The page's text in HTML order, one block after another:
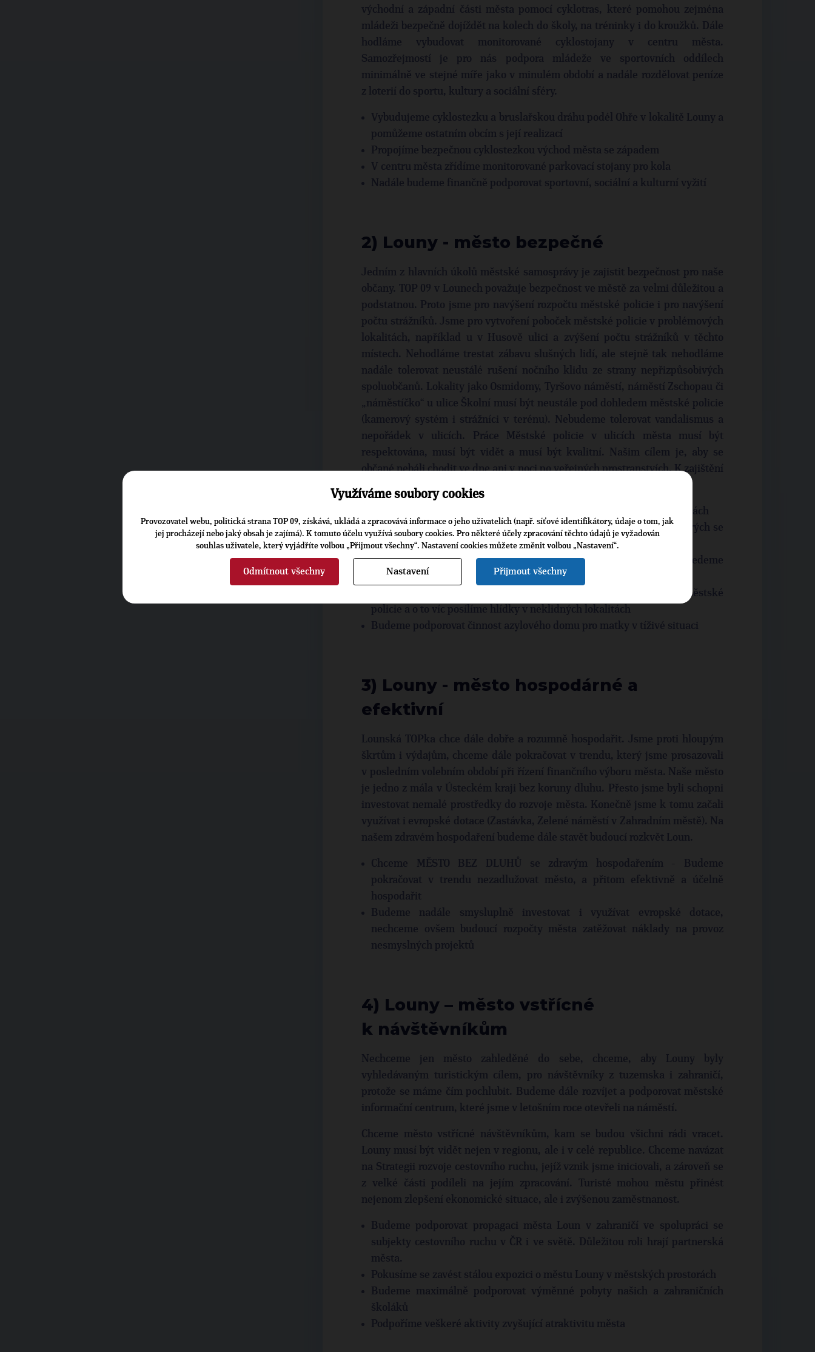
východní a západní části města pomocí cyklotras, které pomohou zejména
mládeži bezpečně dojíždět na kolech do školy, na tréninky i do kroužků. Dále
hodláme vybudovat monitorované cyklostojany v centru města.
Samozřejmostí je pro nás podpora mládeže ve sportovních oddílech
minimálně ve stejné míře jako v minulém období a nadále rozdělovat peníze
z loterií do sportu, kultury a sociální sféry.
Vybudujeme cyklostezku a bruslařskou dráhu podél Ohře v lokalitě Louny a
pomůžeme ostatním obcím s její realizací
Propojíme bezpečnou cyklostezkou východ města se západem
V centru města zřídíme monitorované parkovací stojany pro kola
Nadále budeme finančně podporovat sportovní, sociální a kulturní vyžití
2) Louny - město bezpečné
Jedním z hlavních úkolů městské samosprávy je zajistit bezpečnost pro naše
občany. TOP 09 v Lounech považuje bezpečnost ve městě za velmi důležitou a
podstatnou. Proto jsme pro navýšení rozpočtu městské policie i pro navýšení
počtu strážníků. Jsme pro vytvoření poboček městské policie v problémových
lokalitách, například u v Husově ulici a zvýšení počtu strážníků v těchto
místech. Nehodláme trestat zábavu slušných lidí, ale stejně tak nehodláme
nadále tolerovat neustálé rušení nočního klidu ze strany nepřizpůsobivých
spoluobčanů. Lokality jako Osmidomy, Tyršovo náměstí, náměstí Zschopau či
„náměstíčko“ u ulice Školní musí být neustále pod dohledem městské policie
(kamerový systém i strážníci v terénu). Nebudeme tolerovat vandalismus a
nepořádek v ulicích. Práce Městské policie v ulicích města musí být
respektována, musí být vidět a musí být kvalitní. Našim cílem je, aby se
občané nebáli chodit ve dne ani v noci po veřejných prostranstvích. K zajištění
výše uvedeného jsme připraveni činit i nezbytné personální kroky.
Zvýšíme počet strážníků v problémových lokalitách a v nočních hodinách
Rozšíříme zóny „zákazu pití alkoholu“ o problémové lokality, ve kterých se
často pohybuje mládež
Zřídíme pobočku Městské policie v problémových lokalitách a zavedeme
funkci okrskového strážníka
V bezproblémových oblastech zavedeme jednočlenné hlídky Městské
policie a o to víc posílíme hlídky v neklidných lokalitách
Budeme podporovat činnost azylového domu pro matky v tíživé situaci
3) Louny - město hospodárné a
efektivní
Lounská TOPka chce dále dobře a rozumně hospodařit. Jsme proti hloupým
škrtům i výdajům, chceme dále pokračovat v trendu, který jsme prosazovali
v posledním volebním období při řízení finančního výboru města. Naše město
je jedno z mála v Ústeckém kraji bez koruny dluhu. Přesto jsme byli schopni
investovat nemalé prostředky do rozvoje města. Konečně jsme k tomu začali
využívat i evropské dotace (Zastávka, Zelené náměstí v Zahradním městě). Na
našem zdravém hospodaření budeme dále stavět budoucí rozkvět Loun.
Chceme MĚSTO BEZ DLUHŮ se zdravým hospodařením - Budeme
pokračovat v trendu nezadlužovat město, a přitom efektivně a účelně
hospodařit
Budeme nadále smysluplně investovat i využívat evropské dotace,
nechceme ovšem budoucí rozpočty města zatěžovat náklady na provoz
nesmyslných projektů
4) Louny – město vstřícné
k návštěvníkům
Nechceme jen město zahleděné do sebe, chceme, aby Louny byly
vyhledávaným turistickým cílem, pro návštěvníky z tuzemska i zahraničí,
protože se máme čím pochlubit. Budeme dále rozvíjet a podporovat městské
informační centrum, které jsme v letošním roce otevřeli na náměstí.
Chceme město vstřícné návštěvníkům, kam se budou všichni rádi vracet.
Louny musí být vidět nejen v regionu, ale i v celé republice. Chceme navázat
na Strategii rozvoje cestovního ruchu, jejíž vznik jsme iniciovali, a zároveň se
z velké části podíleli na jejím zpracování. Turisté mohou městu přinést
nejenom zlepšení ekonomické situace, ale i zvýšenou zaměstnanost.
Budeme podporovat propagaci města Loun v zahraničí ve spolupráci se
subjekty cestovního ruchu v ČR i ve světě. Důležitou roli hrají partnerská
města.
Pokusíme se zavést stálou expozici o městu Louny v městských prostorách
Budeme maximálně podporovat výměnné pobyty našich a zahraničních
školáků
Podpoříme veškeré aktivity zvyšující atraktivitu města
Využíváme soubory cookies
Provozovatel webu, politická strana TOP 09, získává, ukládá a zpracovává informace o jeho uživatelích (např. síťové identifikátory, údaje o tom, jak
jej procházejí nebo jaký obsah je zajímá). K tomuto účelu využívá soubory cookies. Pro některé účely zpracování těchto údajů je vyžadován
souhlas uživatele, který vyjádříte volbou „Přijmout všechny“. Nastavení cookies můžete změnit volbou „Nastavení“.
Odmítnout všechny Nastavení Přijmout všechny